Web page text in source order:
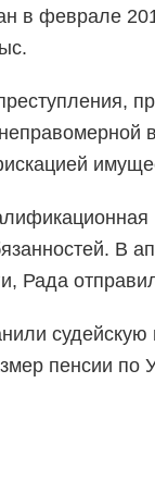
в феврале
В
Рада
пенсии по